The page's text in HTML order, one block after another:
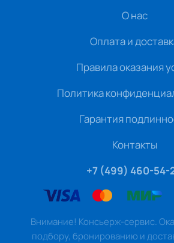
О нас
Оплата и
Правила оказания
Политика
Гарантия
Контакты
+7 (499) 460-54-
Внимание! Консьерж-сервис.
подбору, бронированию и